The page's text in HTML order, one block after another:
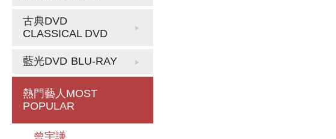
古典DVD
CLASSICAL DVD
藍光DVD BLU-RAY
熱門藝人 MOST
POPULAR
曾宇謙